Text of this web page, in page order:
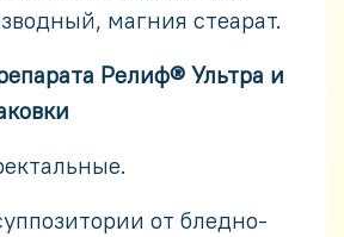
магния стеарат.
Релиф® Ультра и
от бледно-